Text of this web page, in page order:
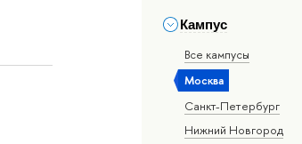
Кампус
Все кампусы
Москва
Санкт-Петербург
Нижний Новгород